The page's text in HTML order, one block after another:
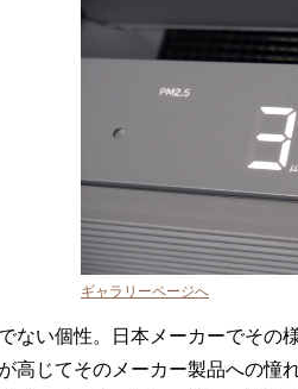
ギャラリーページへ
ない個性。日本メーカーでその
高じてそのメーカー製品への憧